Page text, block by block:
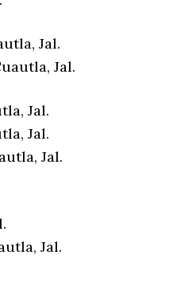
Jal.
Jal.
Jal.
Jal.
Jal.
Jal.